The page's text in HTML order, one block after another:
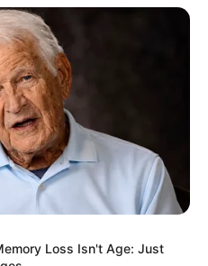
en 6 chevaux
Loss Isn't Age: Just